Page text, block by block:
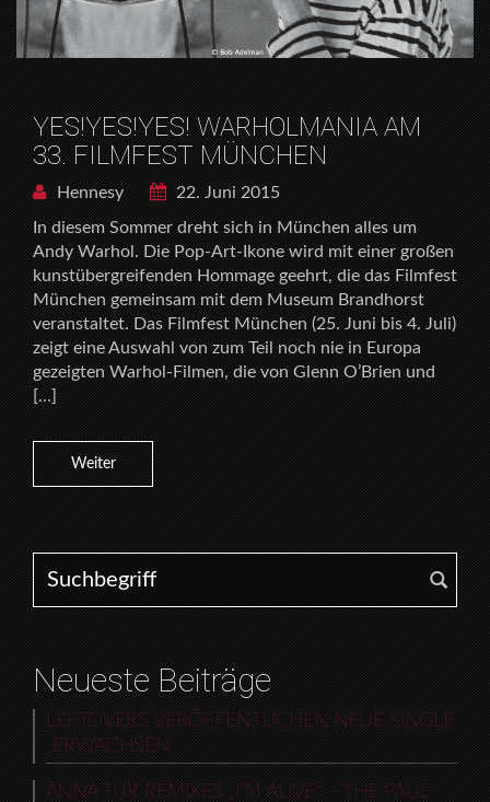
YES!YES!YES! WARHOLMANIA AM
33. FILMFEST MÜNCHEN
Hennesy
22. Juni 2015
In diesem Sommer dreht sich in München alles um
Andy Warhol. Die Pop-Art-Ikone wird mit einer großen
kunstübergreifenden Hommage geehrt, die das Filmfest
München gemeinsam mit dem Museum Brandhorst
veranstaltet. Das Filmfest München (25. Juni bis 4. Juli)
zeigt eine Auswahl von zum Teil noch nie in Europa
gezeigten Warhol-Filmen, die von Glenn O’Brien und
[…]
Weiter
Search for:
Neueste Beiträge
LEFTOVERS VERÖFFENTLICHEN NEUE SINGLE
„ERWACHSEN“
ANNA TUR REMIXES „I’M ALIVE“ – THE PAUL